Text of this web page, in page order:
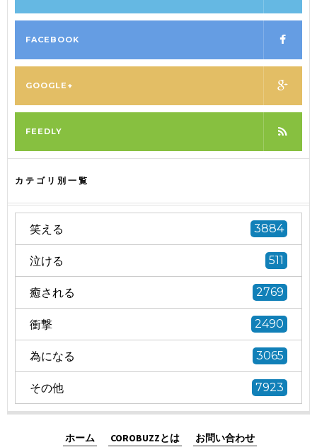
FACEBOOK
GOOGLE+
FEEDLY
カテゴリ別一覧
笑える 3884
泣ける 511
癒される 2769
衝撃 2490
為になる 3065
その他 7923
ホーム COROBUZZとは お問い合わせ